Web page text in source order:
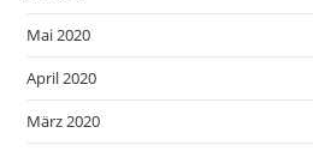
Mai 2020
April 2020
März 2020